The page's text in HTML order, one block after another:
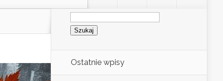
Szukaj:
Ostatnie wpisy